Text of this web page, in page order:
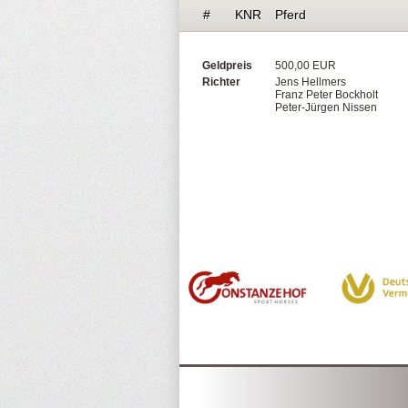
# KNR Pferd
Geldpreis
500,00 EUR
Richter
Jens Hellmers
Franz Peter Bockholt
Peter-Jürgen Nissen